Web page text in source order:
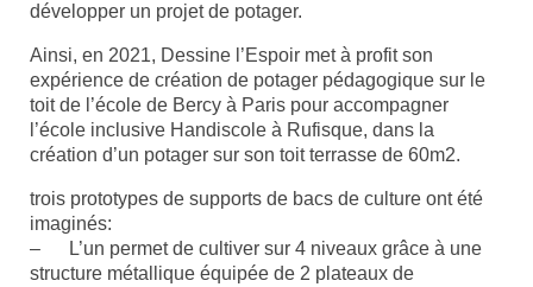
développer un projet de potager.
Ainsi, en 2021, Dessine l’Espoir met à profit son
expérience de création de potager pédagogique sur le
toit de l’école de Bercy à Paris pour accompagner
l’école inclusive Handiscole à Rufisque, dans la
création d’un potager sur son toit terrasse de 60m2.
trois prototypes de supports de bacs de culture ont été
imaginés:
– L’un permet de cultiver sur 4 niveaux grâce à une
structure métallique équipée de 2 plateaux de